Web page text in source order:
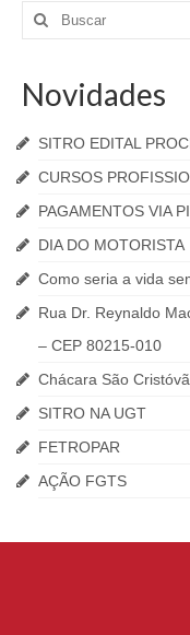
Novidades
SITRO EDITAL
CURSOS
PAGAMENTOS VIA
DIA DO MOTORISTA
Como seria a vida
Rua Dr. Reynaldo
– CEP 80215-010
Chácara São
SITRO NA UGT
FETROPAR
AÇÃO FGTS